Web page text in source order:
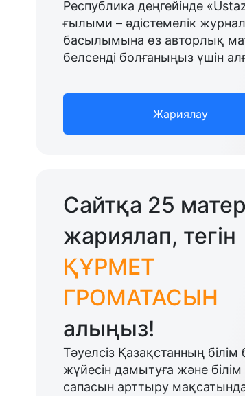
Республика деңгейінде
ғылыми – әдістемелік
басылымына өз авторлық
белсенді болғаныңыз үшін
Жариялау
Сайтқа 25
жариялап, тегін
ҚҰРМЕТ
ГРОМАТАСЫН
алыңыз!
Тәуелсіз Қазақстанның білім
жүйесін дамытуға және
сапасын арттыру